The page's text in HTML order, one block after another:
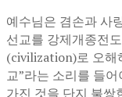
예수님은 겸손과 사
선교를 강제개종전
(civilization)로 오해
교”라는 소리를 들
가진 것을 단지 불쌍